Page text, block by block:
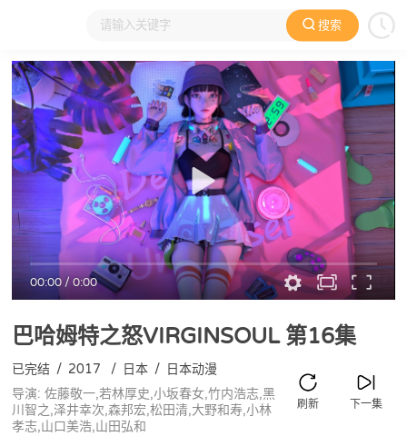
搜索
大家在看 日本动漫 国产动漫 欧美动漫 动漫电影
00:00/0:00
巴哈姆特之怒VIRGINSOUL第16集
下一集
刷新
已完结 / 2017 / 日本 / 日本动漫
导演: 佐藤敬一,若林厚史,小坂春女,竹内浩志,黑
川智之,泽井幸次,森邦宏,松田清,大野和寿,小林
孝志,山口美浩,山田弘和